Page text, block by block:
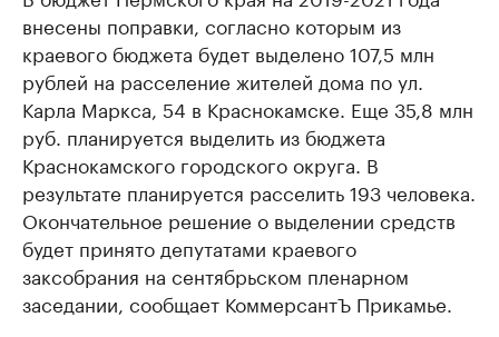
внесены поправки, согласно которым из
краевого бюджета будет выделено 107,5 млн
рублей на расселение жителей дома по ул.
Карла Маркса, 54 в Краснокамске. Еще 35,8 млн
руб. планируется выделить из бюджета
Краснокамского городского округа. В
результате планируется расселить 193 человека.
Окончательное решение о выделении средств
будет принято депутатами краевого
заксобрания на сентябрьском пленарном
заседании, сообщает КоммерсантЪ Прикамье.